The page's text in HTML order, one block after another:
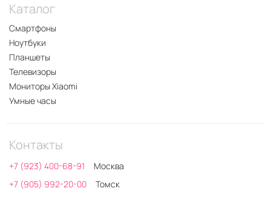
Каталог
Смартфоны
Ноутбуки
Планшеты
Телевизоры
Мониторы Xiaomi
Умные часы
Контакты
+7 (923) 400-68-91
Москва
+7 (905) 992-20-00
Томск